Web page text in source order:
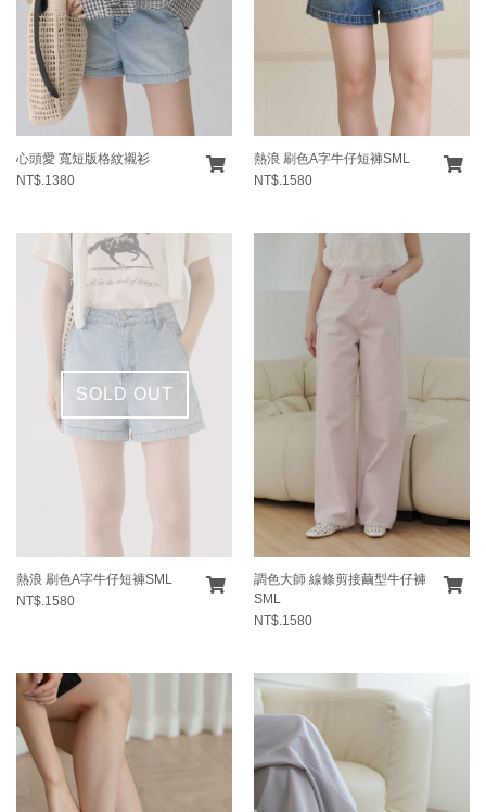
心頭愛 寬短版格紋襯衫
NT$.1380
熱浪 刷色A字牛仔短褲SML
NT$.1580
SOLD OUT
熱浪 刷色A字牛仔短褲SML
NT$.1580
調色大師 線條剪接繭型牛仔褲
SML
NT$.1580